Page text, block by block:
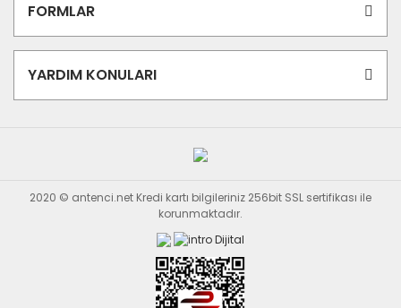
FORMLAR
YARDIM KONULARI
2020 © antenci.net Kredi kartı bilgileriniz 256bit SSL sertifikası ile
korunmaktadır.